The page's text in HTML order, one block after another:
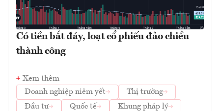
Có tiền bắt đáy, loạt cổ phiếu đảo chiều
thành công
Xem thêm
Doanh nghiệp niêm yết
Thị trường
Đầu tư
Quốc tế Khung pháp lý